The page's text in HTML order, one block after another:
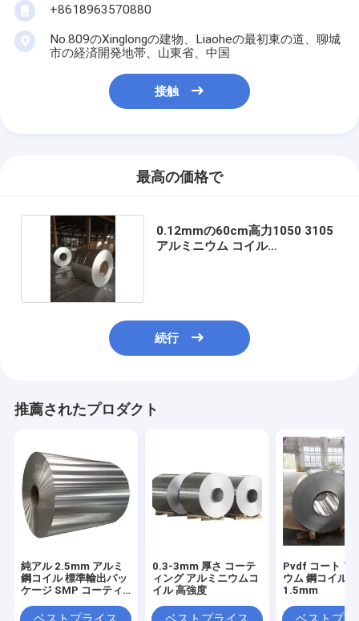
+8618963570880
No.809のXinglongの建物、Liaoheの最初東の道、聊城
市の経済開発地帯、山東省、中国
接触
最高の価格で
0.12mmの60cm高力1050 3105
アルミニウム コイル
続行
推薦されたプロダクト
純アル 2.5mm アルミ
鋼コイル 標準輸出パッ
ケージ SMP コーティ
0.3-3mm 厚さ コーテ
ィング アルミニウムコ
イル 高強度
Pvdf コート ア
ウム 鋼コイル
1.5mm